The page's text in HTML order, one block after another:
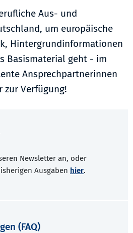
Aus- und
um europäische
Hintergrundinformationen
Basismaterial geht - im
Ansprechpartnerinnen
zur Verfügung!
Newsletter an, oder
Ausgaben hier.
(FAQ)